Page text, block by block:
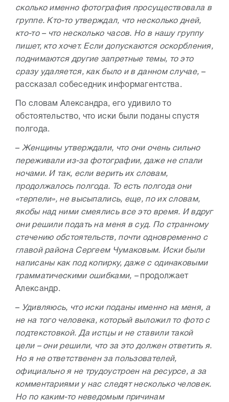
сколько именно фотография просуществовала в
группе. Кто-то утверждал, что несколько дней,
кто-то – что несколько часов. Но в нашу группу
пишет, кто хочет. Если допускаются оскорбления,
поднимаются другие запретные темы, то это
сразу удаляется, как было и в данном случае, –
рассказал собеседник информагентства.
По словам Александра, его удивило то
обстоятельство, что иски были поданы спустя
полгода.
– Женщины утверждали, что они очень сильно
переживали из-за фотографии, даже не спали
ночами. И так, если верить их словам,
продолжалось полгода. То есть полгода они
«терпели», не высыпались, еще, по их словам,
якобы над ними смеялись все это время. И вдруг
они решили подать на меня в суд. По странному
стечению обстоятельств, почти одновременно с
главой района Сергеем Чумаковым. Иски были
написаны как под копирку, даже с одинаковыми
грамматическими ошибками, –продолжает
Александр.
– Удивляюсь, что иски поданы именно на меня, а
не на того человека, который выложил то фото с
подтекстовкой. Да истцы и не ставили такой
цели – они решили, что за это должен ответить я.
Но я не ответственен за пользователей,
официально я не трудоустроен на ресурсе, а за
комментариями у нас следят несколько человек.
Но по каким-то неведомым причинам